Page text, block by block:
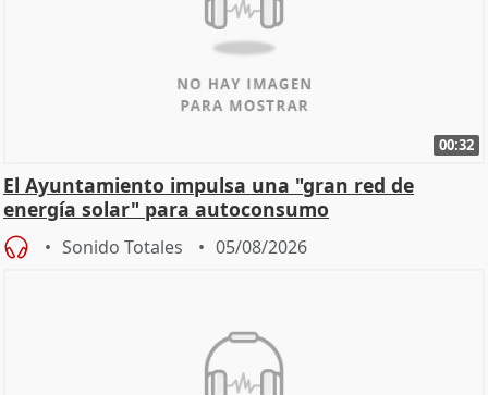
00:32
El Ayuntamiento impulsa una "gran red de
energía solar" para autoconsumo
Sonido Totales 05/08/2026